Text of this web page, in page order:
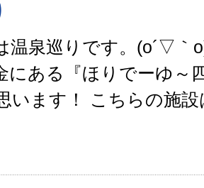
温泉巡りです。(o´▽｀
にある『ほりでーゆ～
います！ こちらの施